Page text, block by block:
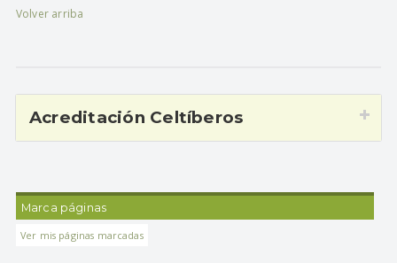
Volver arriba
Acreditación Celtíberos
Marca páginas
Ver mis páginas marcadas